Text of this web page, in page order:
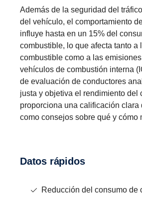
Además de la seguridad del
del vehículo, el comportamiento
influye hasta en un 15% del
combustible, lo que afecta tanto a
combustible como a las
vehículos de combustión interna
de evaluación de conductores
justa y objetiva el rendimiento del
proporciona una calificación clara
como consejos sobre qué y cómo
Datos rápidos
Reducción del consumo de